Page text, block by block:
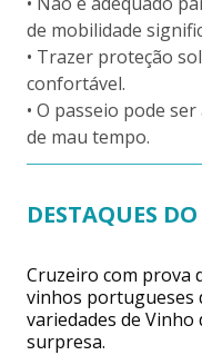
de mobilidade
• Trazer proteção
confortável.
• O passeio pode
de mau tempo.
DESTAQUES
Cruzeiro com prova
vinhos portugueses
variedades de Vinho
surpresa.